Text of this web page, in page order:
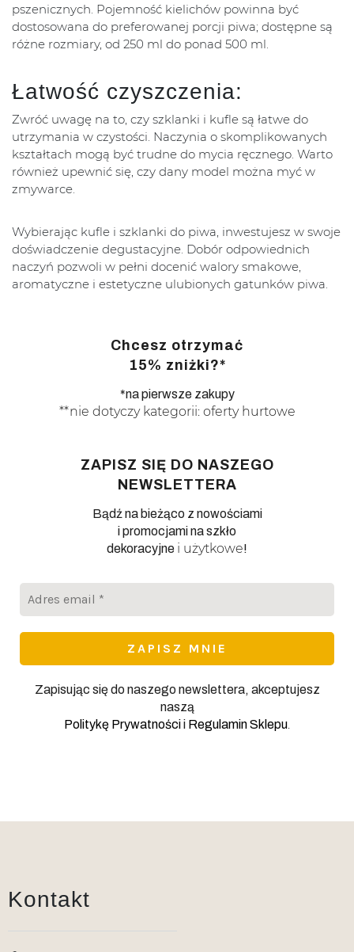
pszenicznych. Pojemność kielichów powinna być
dostosowana do preferowanej porcji piwa; dostępne są
różne rozmiary, od 250 ml do ponad 500 ml.
Łatwość czyszczenia:
Zwróć uwagę na to, czy szklanki i kufle są łatwe do
utrzymania w czystości. Naczynia o skomplikowanych
kształtach mogą być trudne do mycia ręcznego. Warto
również upewnić się, czy dany model można myć w
zmywarce.
Wybierając kufle i szklanki do piwa, inwestujesz w swoje
doświadczenie degustacyjne. Dobór odpowiednich
naczyń pozwoli w pełni docenić walory smakowe,
aromatyczne i estetyczne ulubionych gatunków piwa.
Chcesz otrzymać
15% zniżki?*
*na pierwsze zakupy
**nie dotyczy kategorii: oferty hurtowe
ZAPISZ SIĘ DO NASZEGO
NEWSLETTERA
Bądź na bieżąco z nowościami
i promocjami na szkło
dekoracyjne i użytkowe!
Zapisując się do naszego newslettera, akceptujesz
naszą
Politykę Prywatnościi Regulamin Sklepu.
Kontakt